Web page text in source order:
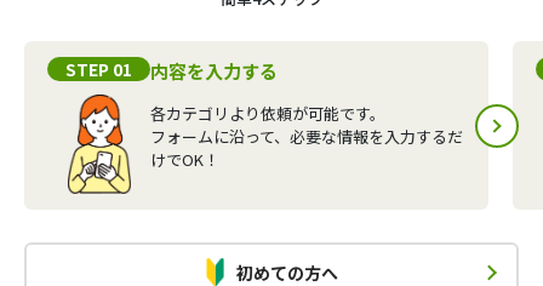
STEP 01 内容を入力する
各カテゴリより依頼が可能です。
フォームに沿って、必要な情報を入力するだ
けでOK！
初めての方へ